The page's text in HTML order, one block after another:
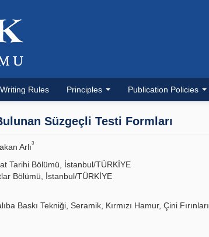
Writing Rules Principles Publication Policies
Süzgeçli Testi Formları
Arlı3
Tarihi Bölümü, İstanbul/TÜRKİYE
Bölümü, İstanbul/TÜRKİYE
Baskı Tekniği, Seramik, Kırmızı Hamur, Çini Fırınları.